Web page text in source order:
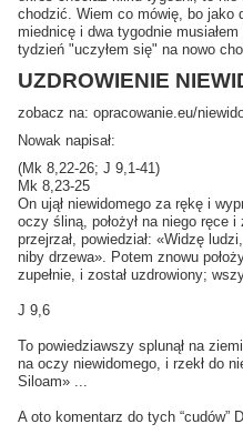
chodzić. Wiem co mówię, bo jako
miednicę i dwa tygodnie
tydzień "uczyłem się" na nowo
UZDROWIENIE
zobacz na: opracowanie.eu/
Nowak napisał:
(Mk 8,22-26; J 9,1-41)
Mk 8,23-25
On ujął niewidomego za rękę i
oczy śliną, położył na niego ręce
przejrzał, powiedział: «Widzę
niby drzewa». Potem znowu
zupełnie, i został uzdrowiony;
J 9,6
To powiedziawszy splunął na
na oczy niewidomego, i rzekł do
Siloam» ...
A oto komentarz do tych “cudów”